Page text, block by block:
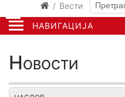
НАВИГАЦИЈА
Вести
Новости